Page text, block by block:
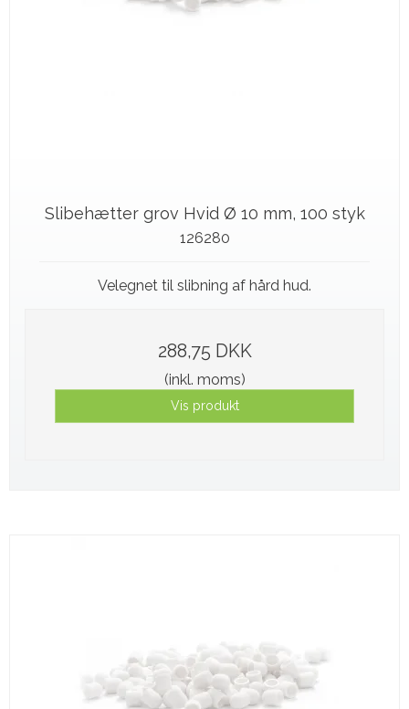
Slibehætter grov Hvid Ø 10 mm, 100 styk
126280
Velegnet til slibning af hård hud.
288,75 DKK
(inkl. moms)
Vis produkt